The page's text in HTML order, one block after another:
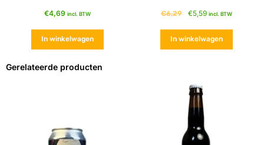
€4,69 incl. BTW
In winkelwagen
€6,29 €5,59 incl. BTW
In winkelwagen
Gerelateerde producten